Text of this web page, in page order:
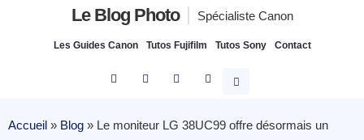
Le Blog Photo Spécialiste Canon
Les Guides Canon Tutos Fujifilm Tutos Sony Contact
Accueil » Blog » Le moniteur LG 38UC99 offre désormais un